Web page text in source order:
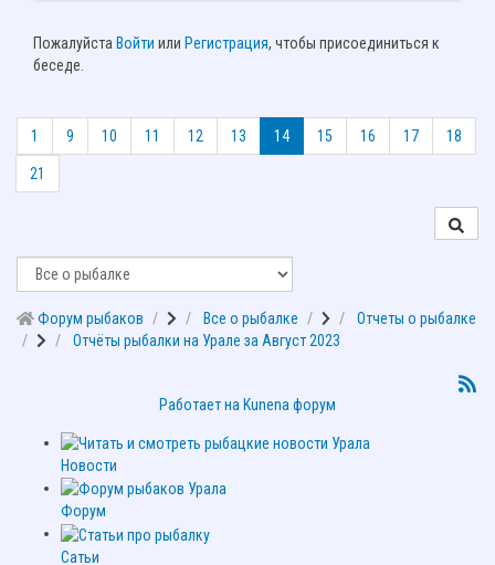
Пожалуйста Войти или Регистрация, чтобы присоединиться к
беседе.
1 9 10 11 12 13 14 15 16 17 18
21
Форум рыбаков Все о рыбалке
Отчеты о рыбалке
Отчёты рыбалки на Урале за Август 2023
Работает на Kunena форум
Новости
Форум
Сатьи